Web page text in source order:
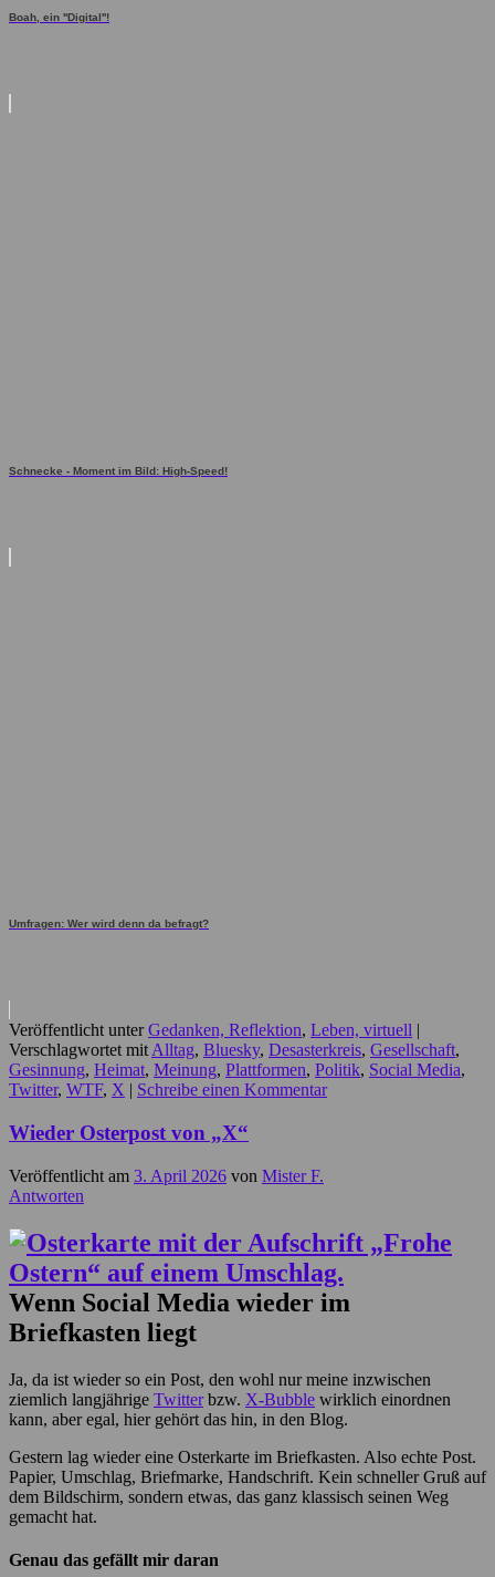
Boah, ein ''Digital''!
Schnecke - Moment im Bild: High-Speed!
Umfragen: Wer wird denn da befragt?
Veröffentlicht unter Gedanken, Reflektion, Leben, virtuell |
Verschlagwortet mitAlltag, Bluesky, Desasterkreis, Gesellschaft,
Gesinnung, Heimat, Meinung, Plattformen, Politik, Social Media,
Twitter, WTF, X | Schreibe einen Kommentar
Wieder Osterpost von „X“
Veröffentlicht am 3. April 2026 von Mister F.
Antworten
Wenn Social Media wieder im
Briefkasten liegt
Ja, da ist wieder so ein Post, den wohl nur meine inzwischen
ziemlich langjährige Twitterbzw. X-Bubble wirklich einordnen
kann, aber egal, hier gehört das hin, in den Blog.
Gestern lag wieder eine Osterkarte im Briefkasten. Also echte Post.
Papier, Umschlag, Briefmarke, Handschrift. Kein schneller Gruß auf
dem Bildschirm, sondern etwas, das ganz klassisch seinen Weg
gemacht hat.
Genau das gefällt mir daran